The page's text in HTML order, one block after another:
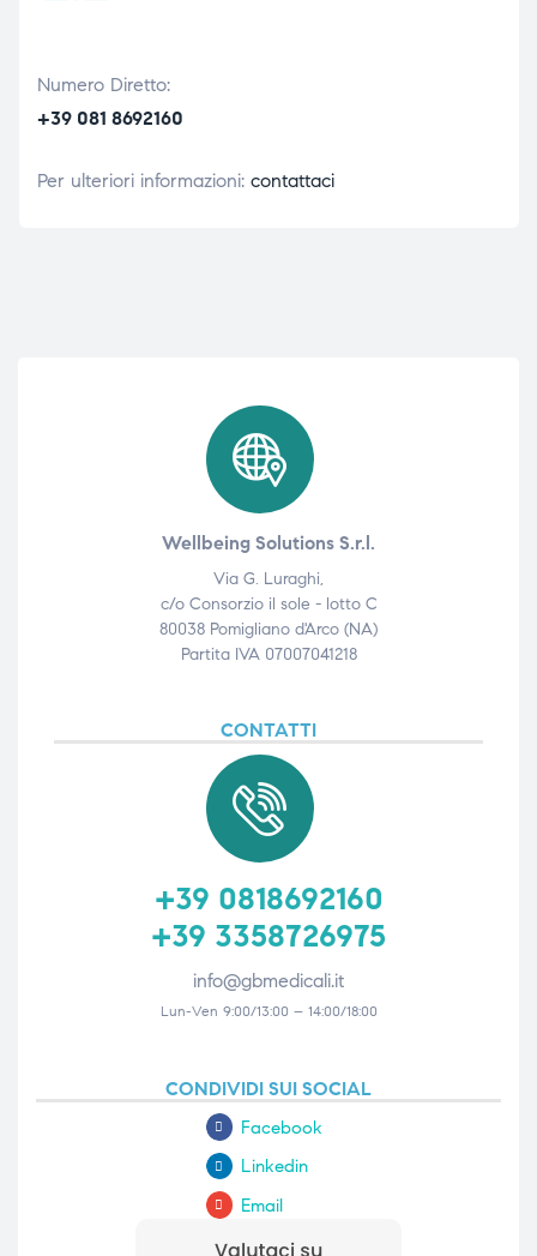
Numero Diretto:
+39 081 8692160
Per ulteriori informazioni: contattaci
Wellbeing Solutions S.r.l.
Via G. Luraghi,
c/o Consorzio il sole - lotto C
80038 Pomigliano d'Arco (NA)
Partita IVA 07007041218
CONTATTI
+39 0818692160
+39 3358726975
info@gbmedicali.it
Lun-Ven 9:00/13:00 – 14:00/18:00
CONDIVIDI SUI SOCIAL
Facebook
Linkedin
Email